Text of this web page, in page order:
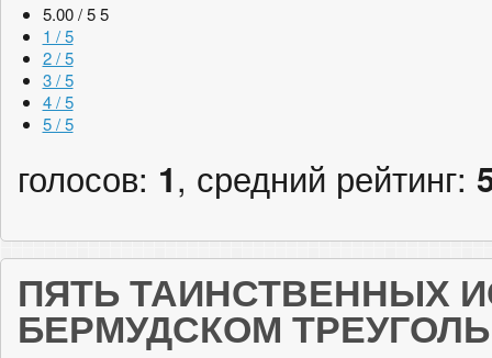
5.00 / 5 5
1 / 5
2 / 5
3 / 5
4 / 5
5 / 5
голосов: 1, средний рейтинг:
ПЯТЬ ТАИНСТВЕННЫХ
БЕРМУДСКОМ